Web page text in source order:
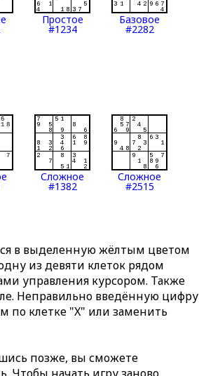
Простое
#1234
Базовое
#2282
Сложное
#1382
Сложное
#2515
в выделенную жёлтым цветом
из девяти клеток рядом
управления курсором. Также
Неправильно введённую цифру
по клетке "X" или заменить
позже, вы сможете